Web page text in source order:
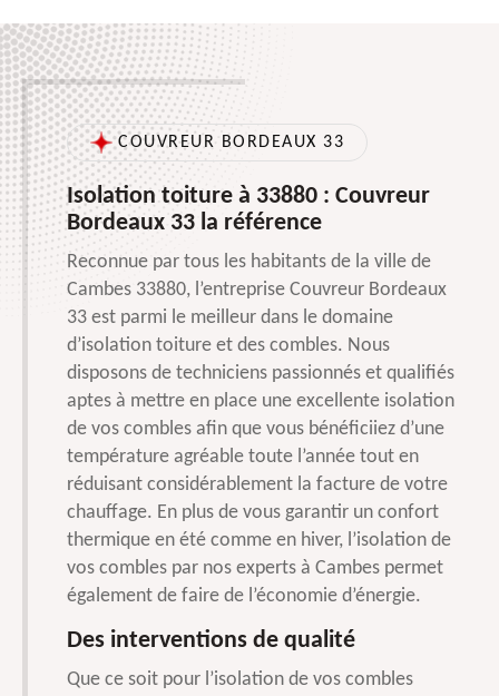
COUVREUR BORDEAUX 33
Isolation toiture à 33880 : Couvreur
Bordeaux 33 la référence
Reconnue par tous les habitants de la ville de
Cambes 33880, l’entreprise Couvreur Bordeaux
33 est parmi le meilleur dans le domaine
d’isolation toiture et des combles. Nous
disposons de techniciens passionnés et qualifiés
aptes à mettre en place une excellente isolation
de vos combles afin que vous bénéficiiez d’une
température agréable toute l’année tout en
réduisant considérablement la facture de votre
chauffage. En plus de vous garantir un confort
thermique en été comme en hiver, l’isolation de
vos combles par nos experts à Cambes permet
également de faire de l’économie d’énergie.
Des interventions de qualité
Que ce soit pour l’isolation de vos combles